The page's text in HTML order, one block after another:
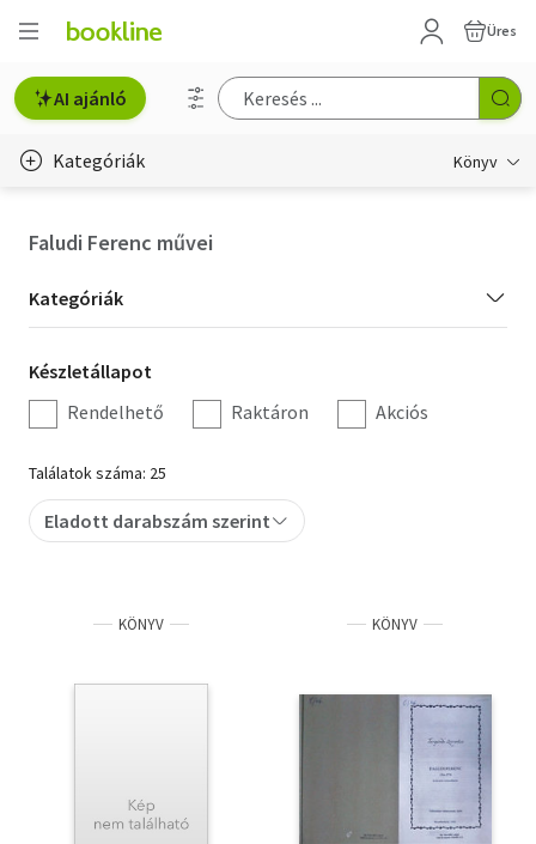
Üres
AI ajánló
Kategóriák Könyv
Hobbi, szabadidő
Irodalom
Művészet
Szakkönyv
Tankönyv, segédkönyv
Társadalomtudomány
Faludi Ferenc művei
Kategória
szűrés
Kategóriák
Készletállapot
szűrés
Készletállapot
Rendelhető
Raktáron Akciós
Találatok száma: 25
Eladott darabszám szerint
KÖNYV KÖNYV